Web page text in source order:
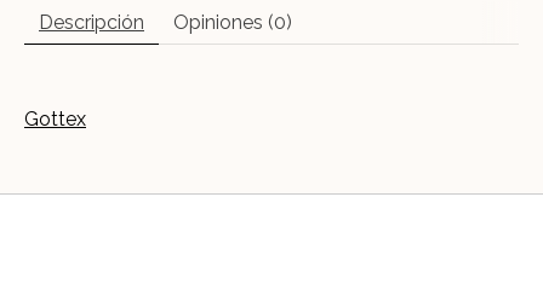
Descripción Opiniones (0)
Gottex